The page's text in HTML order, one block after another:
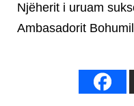
Njëherit i uruam
Ambasadorit